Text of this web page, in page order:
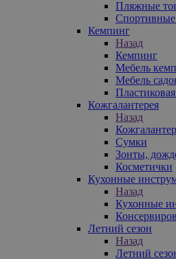
Пляжные
Кемпинг
Назад
Кемпинг
Мебель
Мебель
Кожгалантерея
Назад
Сумки
Зонты,
Косметички
Кухонные
Назад
Кухонные
Летний сезон
Назад
Летний